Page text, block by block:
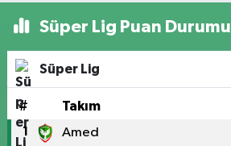
Süper Lig Puan Durumu
Süper Lig
# Takım
1 Amed